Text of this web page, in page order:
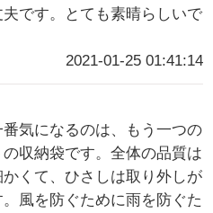
です。とても素晴らしいで
2021-01-25 01:41:14
気になるのは、もう一つの
収納袋です。全体の品質は
くて、ひさしは取り外しが
風を防ぐために雨を防ぐた